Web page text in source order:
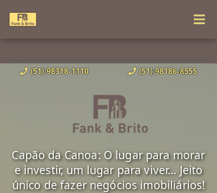
(51) 98318-1110 (51) 98186-8555
Capão da Canoa: O lugar para morar
e investir, um lugar para viver... Jeito
único de fazer negócios imobiliários!